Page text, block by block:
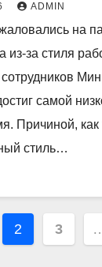
ADMIN
на
из-за стиля
самой
Причиной, как
стиль…
2 3